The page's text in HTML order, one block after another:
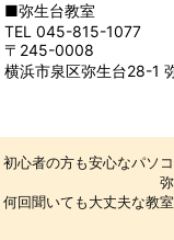
■弥生台教室
TEL 045-815-1077
〒245-0008
横浜市泉区弥生台28-1
初心者の方も安心なパソ
何回聞いても大丈夫な教